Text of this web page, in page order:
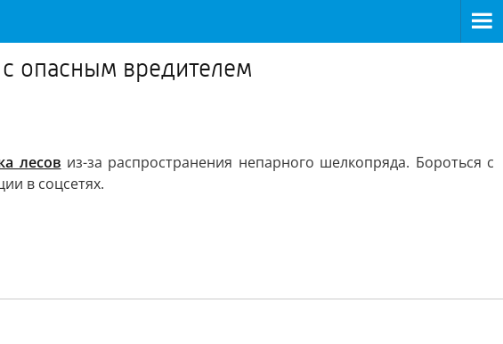
опасным вредителем
лесов из-за распространения непарного шелкопряда. Бороться с
в соцсетях.